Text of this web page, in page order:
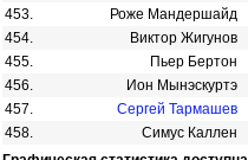
453.
Роже Мандершайд
454.
Виктор Жигунов
455.
Пьер Бертон
456.
Ион Мынэскуртэ
457.
Сергей Тармашев
458.
Симус Каллен